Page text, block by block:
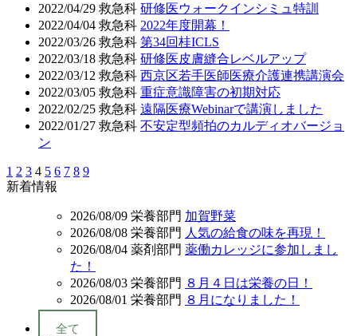
2022/04/29 救急科 研修医ウォークインシミュ特訓
2022/04/04 救急科 2022年度開幕！
2022/03/26 救急科 第34回桂ICLS
2022/03/18 救急科 研修医皮膚縫合レベルアップ
2022/03/12 救急科 西京区若手医師医療介護連携講演会
2022/03/05 救急科 重症意識障害の初期対応
2022/02/25 救急科 遠隔医療Webinarで講演しました
2022/01/27 救急科 不安定型頻拍のカルディオバージョ
ン
1 2 3 4 5 6 7 8 9
新着情報
2026/08/09 栄養部門 加賀野菜
2026/08/08 栄養部門 人気の給食の味を再現！
2026/08/04 薬剤部門 薬働カレッジに参加しまし
た！
2026/08/03 栄養部門 ８月４日は栄養の日！
2026/08/01 栄養部門 ８月になりました！
全て